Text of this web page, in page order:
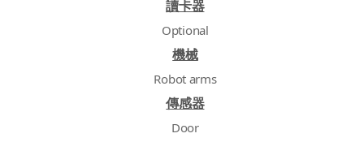
讀卡器
Optional
機械
Robot arms
傳感器
Door